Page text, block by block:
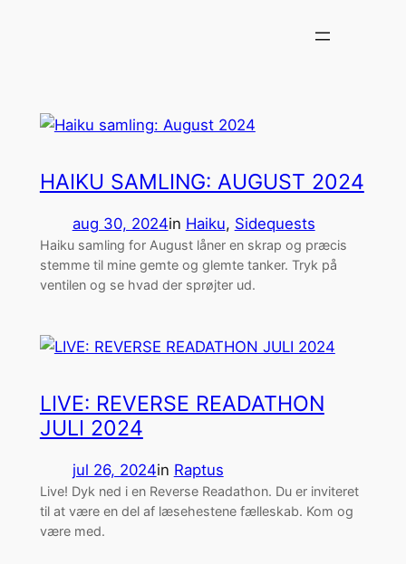
HAIKU SAMLING: AUGUST 2024
aug 30, 2024in Haiku, Sidequests
Haiku samling for August låner en skrap og præcis
stemme til mine gemte og glemte tanker. Tryk på
ventilen og se hvad der sprøjter ud.
LIVE: REVERSE READATHON
JULI 2024
jul 26, 2024in Raptus
Live! Dyk ned i en Reverse Readathon. Du er inviteret
til at være en del af læsehestene fælleskab. Kom og
være med.